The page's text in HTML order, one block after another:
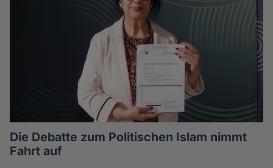
Die Debatte zum Politischen Islam nimmt
Fahrt auf